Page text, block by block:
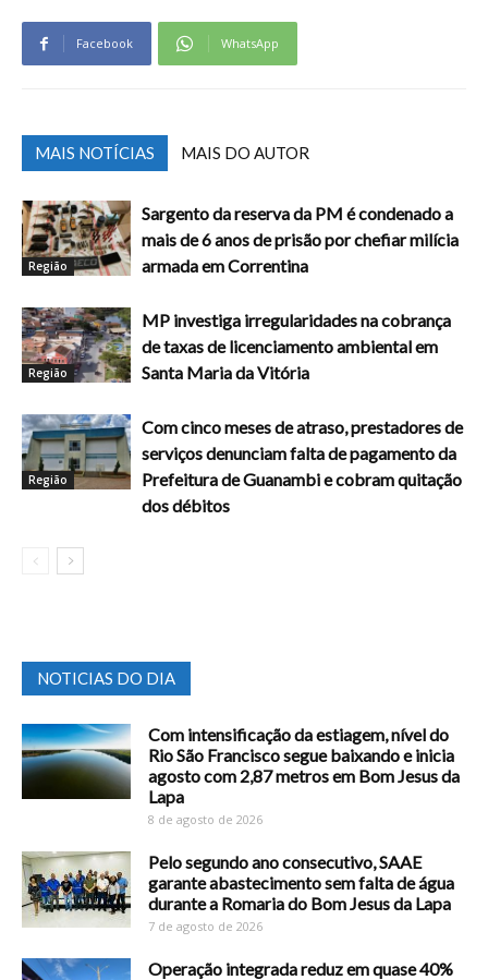
Facebook WhatsApp
MAIS NOTÍCIAS MAIS DO AUTOR
Região
Sargento da reserva da PM é condenado a
mais de 6 anos de prisão por chefiar milícia
armada em Correntina
Região
MP investiga irregularidades na cobrança
de taxas de licenciamento ambiental em
Santa Maria da Vitória
Região
Com cinco meses de atraso, prestadores de
serviços denunciam falta de pagamento da
Prefeitura de Guanambi e cobram quitação
dos débitos
NOTICIAS DO DIA
Com intensificação da estiagem, nível do
Rio São Francisco segue baixando e inicia
agosto com 2,87 metros em Bom Jesus da
Lapa
8 de agosto de 2026
Pelo segundo ano consecutivo, SAAE
garante abastecimento sem falta de água
durante a Romaria do Bom Jesus da Lapa
7 de agosto de 2026
Operação integrada reduz em quase 40%